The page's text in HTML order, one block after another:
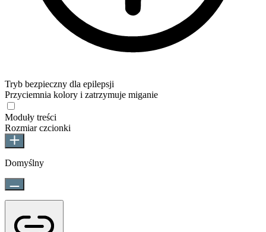
Tryb bezpieczny dla epilepsji
Przyciemnia kolory i zatrzymuje miganie
Moduły treści
Rozmiar czcionki
Domyślny